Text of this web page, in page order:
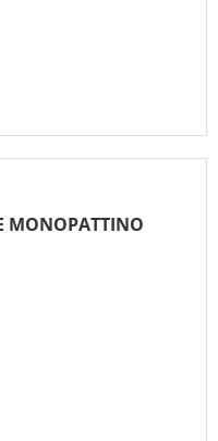
MONOPATTINO